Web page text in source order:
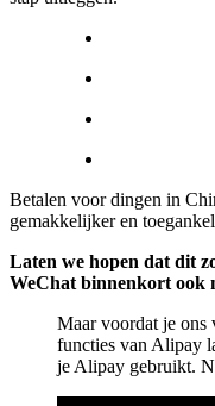
Betalen voor dingen in
gemakkelijker en
Laten we hopen dat dit
WeChat binnenkort ook
Maar voordat je
functies van Alipay
je Alipay gebruikt.